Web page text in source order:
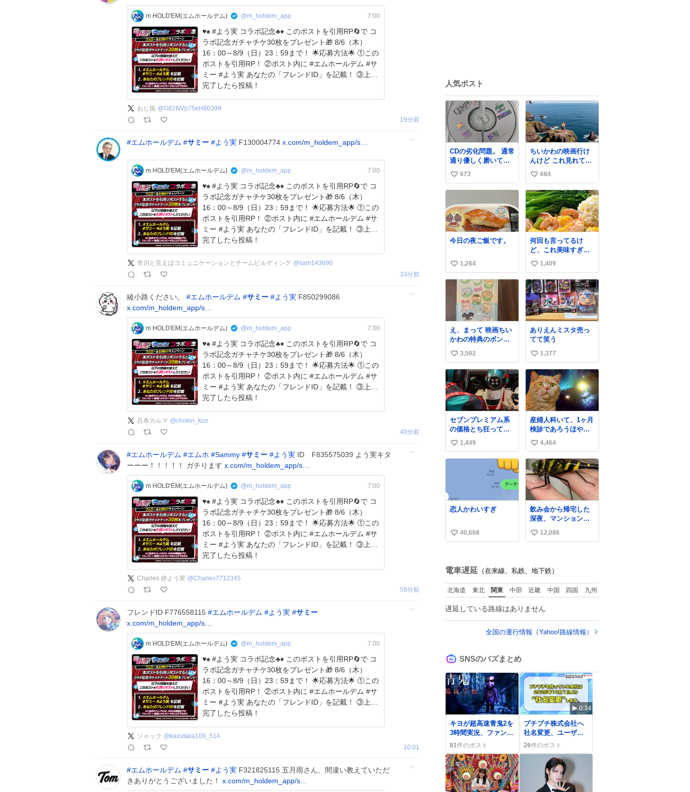
m HOLD'EM(エムホールデム) @m_holdem_app 7:00
♥️♠️ #よう実 コラボ記念♣️♦️ このポストを引用RP🔄で コ
ラボ記念ガチャチケ30枚をプレゼント🎁 8/6（木）
16：00～8/9（日）23：59まで！ 🌟応募方法🌟 ①この
ポストを引用RP！ ②ポスト内に #エムホールデム #サ
ミー #よう実 あなたの「フレンドID」を記載！ ③上記
完了したら投稿！
おじ垢 @G82NVp75eH80399
19分前
#エムホールデム #サミー #よう実 F130004774 x.com/m_holdem_app/s…
m HOLD'EM(エムホールデム) @m_holdem_app 7:00
♥️♠️ #よう実 コラボ記念♣️♦️ このポストを引用RP🔄で コ
ラボ記念ガチャチケ30枚をプレゼント🎁 8/6（木）
16：00～8/9（日）23：59まで！ 🌟応募方法🌟 ①この
ポストを引用RP！ ②ポスト内に #エムホールデム #サ
ミー #よう実 あなたの「フレンドID」を記載！ ③上記
完了したら投稿！
市川と言えばコミュニケーションとチームビルディング @sam143690
33分前
綾小路ください。 #エムホールデム #サミー #よう実 F850299086
x.com/m_holdem_app/s…
m HOLD'EM(エムホールデム) @m_holdem_app 7:00
♥️♠️ #よう実 コラボ記念♣️♦️ このポストを引用RP🔄で コ
ラボ記念ガチャチケ30枚をプレゼント🎁 8/6（木）
16：00～8/9（日）23：59まで！ 🌟応募方法🌟 ①この
ポストを引用RP！ ②ポスト内に #エムホールデム #サ
ミー #よう実 あなたの「フレンドID」を記載！ ③上記
完了したら投稿！
呂布カルマ @chokin_kun
40分前
#エムホールデム #エムホ #Sammy #サミー #よう実 ID F835575039 よう実キタ
ーーー！！！！！ ガチります x.com/m_holdem_app/s…
m HOLD'EM(エムホールデム) @m_holdem_app 7:00
♥️♠️ #よう実 コラボ記念♣️♦️ このポストを引用RP🔄で コ
ラボ記念ガチャチケ30枚をプレゼント🎁 8/6（木）
16：00～8/9（日）23：59まで！ 🌟応募方法🌟 ①この
ポストを引用RP！ ②ポスト内に #エムホールデム #サ
ミー #よう実 あなたの「フレンドID」を記載！ ③上記
完了したら投稿！
Charles @よう実 @Charles7712345
58分前
フレンドID F776558115 #エムホールデム #よう実 #サミー
x.com/m_holdem_app/s…
m HOLD'EM(エムホールデム) @m_holdem_app 7:00
♥️♠️ #よう実 コラボ記念♣️♦️ このポストを引用RP🔄で コ
ラボ記念ガチャチケ30枚をプレゼント🎁 8/6（木）
16：00～8/9（日）23：59まで！ 🌟応募方法🌟 ①この
ポストを引用RP！ ②ポスト内に #エムホールデム #サ
ミー #よう実 あなたの「フレンドID」を記載！ ③上記
完了したら投稿！
ジャック @ kazutaka109_514
10:01
#エムホールデム #サミー #よう実 F321825115 五月雨さん、間違い教えていただ
きありがとうございました！ x.com/m_holdem_app/s…
人気ポスト
CDの劣化問題。 通常
通り優しく磨いてい
たのですが、 薄い氷
のようにバリッと割
れてしまいまし
フトなので辛いです
😭 数十年後にはCD
ゲームソフト、 みな
こうなってしまうの
でしょうか。。
い
い
数
673
ちいかわの映画行け
んけど これ見れてよ
かった ネタバレあっ
たらごめんなさい
い
い
ね
数
684
今日の夜ご飯です。
い
い
1,264
何回も言ってるけ
ど、これ美味すぎん
の！！！低カロリー
で満足感エグいから
一生食べてる😭
い
い
ね
数
1,409
え、まって 映画ちい
かわの特典のボンボ
ンドロップシール も
うメルカリにでてる
やん #ちいかわ
い
い
ね
数
3,502
ありえんミスタ売っ
てて笑う
い
い
ね
数
1,377
セブンプレミアム系
の価格とち狂ってて
今これ
い
い
1,449
産婦人科いて、1ヶ月
検診であろうほやほ
や赤ちゃん👩‍🍼と推
定2,3歳の女の子👧🏻
をワンオペで連れて
るママがいるのだけ
ども 女の子ずっとマ
マの側から離れな
い…⁉️ 手を繋がなく
てもうろちょろしな
いしママが歩いたら
ピクミンみたいにﾄﾃﾄ
ﾃついてってるし逃走
しないし脱走しない
い
い
ね
数
4,464
恋人かわいすぎ
い
数
40,668
飲み会から帰宅した
深夜、マンションの
廊下にいらっしゃっ
たオニヤンマ様 まさ
おります かっこよす
ぎる 指を差し伸べる
と乗ってきてくれた
帰宅しましたが、飛
ばないということは
弱っていらっしゃる
い
数
12,086
電車遅延 （在来線、私鉄、地下鉄）
北海道 東北 関東 中部 近畿 中国 四国 九州
遅延している路線はありません
全国の運行情報（Yahoo!路線情報）
SNSのバズまとめ
キヨが超高速青鬼2を
3時間実況、ファン歓
喜の声続出と期待高
まる夏の配信祭り
81件のポスト
0:34
プチプチ株式会社へ
社名変更、ユーザー
は「ガチです」や
「かわいい」と歓喜
26件のポスト